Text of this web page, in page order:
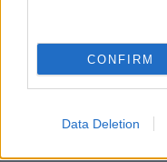
CONFIRM
Data Deletion
ΔΙΑΦΗΜΙΣΗ